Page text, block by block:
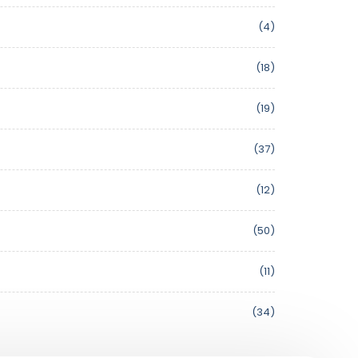
(4)
(18)
(19)
(37)
(12)
(50)
(11)
(34)